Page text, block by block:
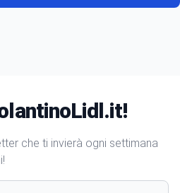
che ti invierà ogni settimana